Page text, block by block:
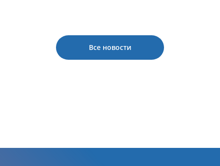
Все новости